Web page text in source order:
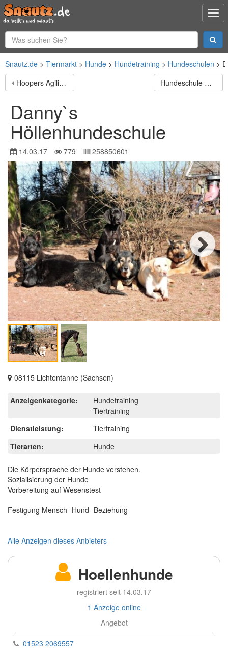
Snautz.de Tiermarkt Hunde Hundetraining Hundeschulen
Hoopers Agility Coaching
Hundeschule Ostseepfoten
Danny`s
Höllenhundeschule
14.03.17 779 258850601
Next
08115 Lichtentanne (Sachsen)
Anzeigenkategorie:
Hundetraining
Tiertraining
Dienstleistung:
Tiertraining
Tierarten:
Hunde
Die Körpersprache der Hunde verstehen.
Sozialisierung der Hunde
Vorbereitung auf Wesenstest
Festigung Mensch- Hund- Beziehung
Alle Anzeigen dieses Anbieters
Hoellenhunde
registriert seit 14.03.17
1 Anzeige online
Angebot
01523 2069557